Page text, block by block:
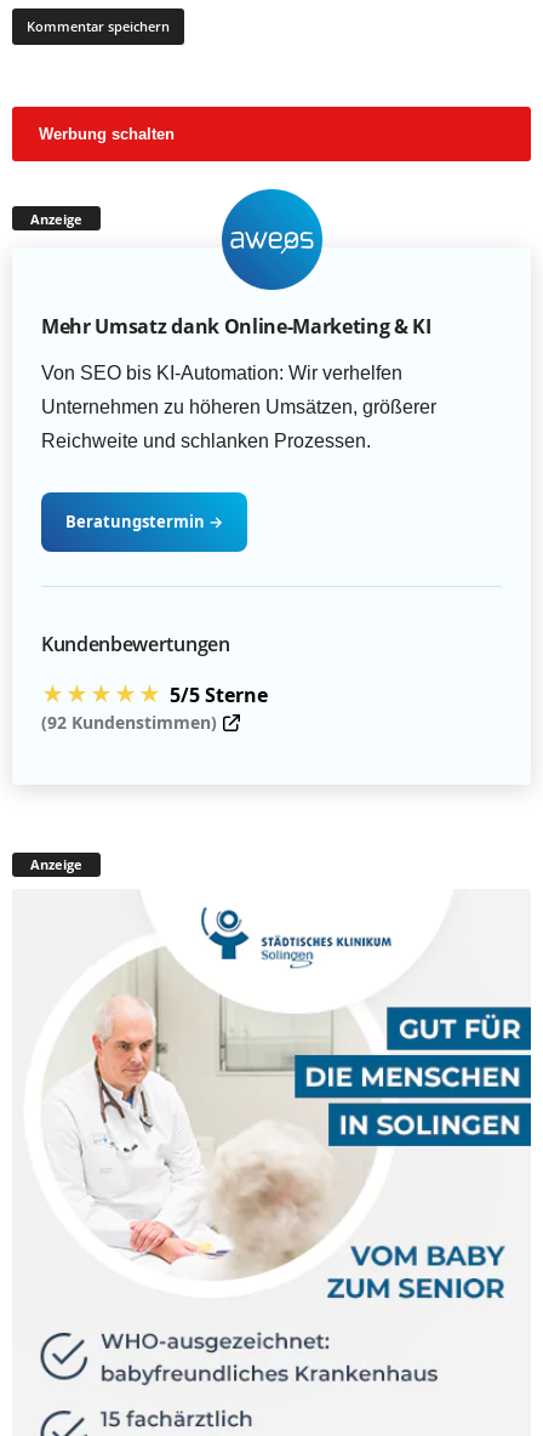
Werbung schalten
Anzeige
Mehr Umsatz dank Online-Marketing & KI
Von SEO bis KI-Automation: Wir verhelfen
Unternehmen zu höheren Umsätzen, größerer
Reichweite und schlanken Prozessen.
Beratungstermin →
Kundenbewertungen
★★★★★ 5/5 Sterne
(92 Kundenstimmen)
Anzeige